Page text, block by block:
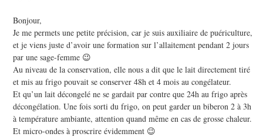
Bonjour,
Je me permets une petite précision, car je suis auxiliaire de puériculture,
et je viens juste d’avoir une formation sur l’allaitement pendant 2 jours
par une sage-femme 😉
Au niveau de la conservation, elle nous a dit que le lait directement tiré
et mis au frigo pouvait se conserver 48h et 4 mois au congélateur.
Et qu’un lait décongelé ne se gardait par contre que 24h au frigo après
décongélation. Une fois sorti du frigo, on peut garder un biberon 2 à 3h
à température ambiante, attention quand même en cas de grosse chaleur.
Et micro-ondes à proscrire évidemment 😉